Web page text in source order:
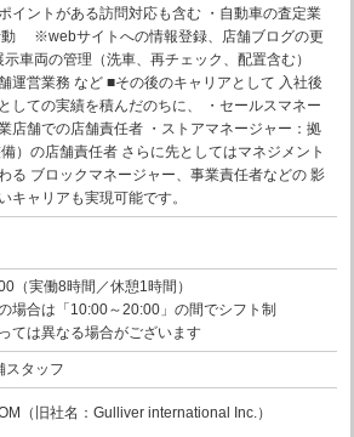
イントがある訪問対応も含む ・自動車の査定業
動 ※webサイトへの情報登録、店舗ブログの更
車両の管理（洗車、再チェック、配置含む）
運営業務 など ■その後のキャリアとして 入社後
しての実績を積んだのちに、 ・セールスマネー
店舗での店舗責任者 ・ストアマネージャー：拠
）の店舗責任者 さらに先としてはマネジメント
る ブロックマネージャー、事業責任者などの 影
キャリアも実現可能です。
（実働8時間／休憩1時間）
場合は「10:00～20:00」の間でシフト制
ては異なる場合がございます
スタッフ
（旧社名：Gulliver international Inc.）